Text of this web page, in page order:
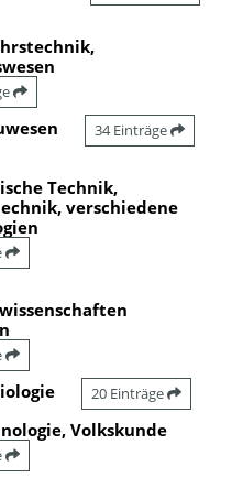
34 Einträge
Technik,
verschiedene
20 Einträge
Volkskunde